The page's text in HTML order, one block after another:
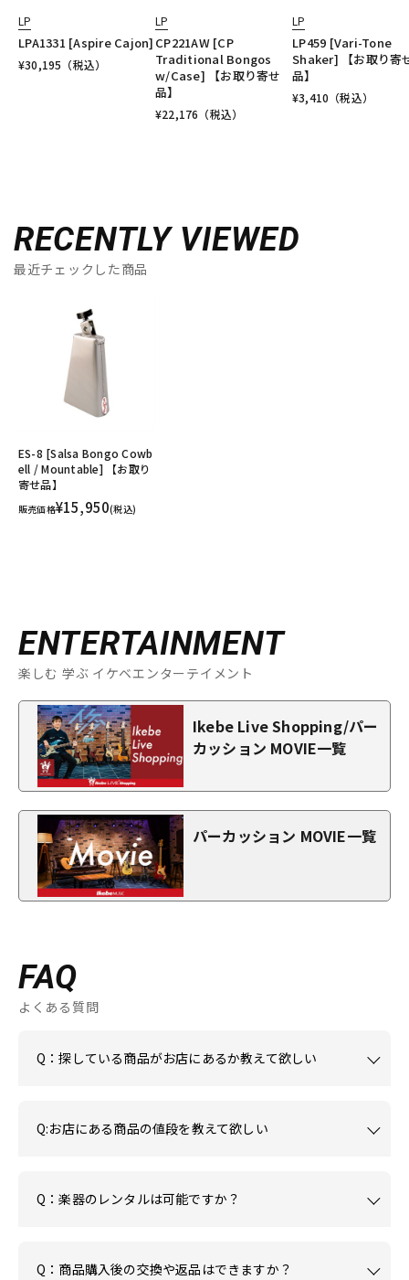
LP
LPA1331 [Aspire Cajon]
¥30,195 （税込）
LP
CP221AW [CP
Traditional Bongos
w/Case] 【お取り寄せ
品】
¥22,176 （税込）
LP
LP459 [Vari-Tone
Shaker] 【お取り寄
品】
¥3,410 （税込）
RECENTLY VIEWED
最近チェックした商品
ES-8 [Salsa Bongo Cowb
ell / Mountable] 【お取り
寄せ品】
販売価格¥15,950(税込)
ENTERTAINMENT
楽しむ 学ぶ イケベエンターテイメント
Ikebe Live Shopping/パー
カッション MOVIE一覧
パーカッション MOVIE一覧
FAQ
よくある質問
Q：探している商品がお店にあるか教えて欲しい
Q:お店にある商品の値段を教えて欲しい
Q：楽器のレンタルは可能ですか？
Q：商品購入後の交換や返品はできますか？